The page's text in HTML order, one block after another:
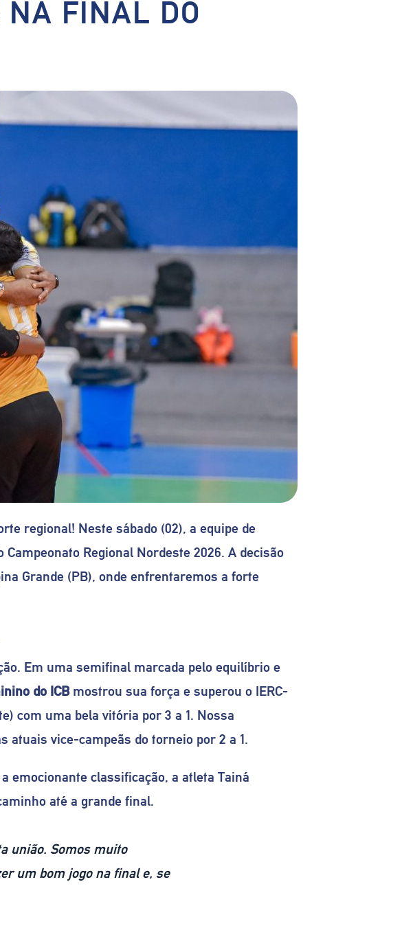
NA FINAL DO
regional! Neste sábado (02), a equipe de
Regional Nordeste 2026. A decisão
Grande (PB), onde enfrentaremos a forte
Em uma semifinal marcada pelo equilíbrio e
do ICBmostrou sua força e superou o IERC-
com uma bela vitória por 3 a 1. Nossa
atuais vice-campeãs do torneio por 2 a 1.
emocionante classificação, a atleta Tainá
até a grande final.
união. Somos muito
um bom jogo na final e, se